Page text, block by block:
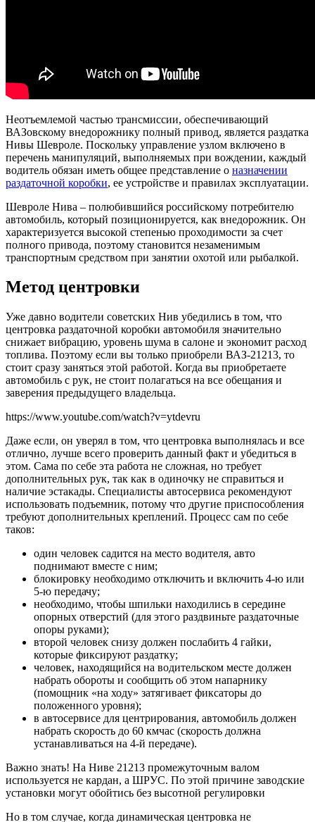
Неотъемлемой частью трансмиссии, обеспечивающий
ВАЗовскому внедорожнику полный привод, является раздатка
Нивы Шевроле. Поскольку управление узлом включено в
перечень манипуляций, выполняемых при вождении, каждый
водитель обязан иметь общее представление о назначении
раздаточной коробки, ее устройстве и правилах эксплуатации.
Шевроле Нива – полюбившийся российскому потребителю
автомобиль, который позиционируется, как внедорожник. Он
характеризуется высокой степенью проходимости за счет
полного привода, поэтому становится незаменимым
транспортным средством при занятии охотой или рыбалкой.
Метод центровки
Уже давно водители советских Нив убедились в том, что
центровка раздаточной коробки автомобиля значительно
снижает вибрацию, уровень шума в салоне и экономит расход
топлива. Поэтому если вы только приобрели ВАЗ-21213, то
стоит сразу заняться этой работой. Когда вы приобретаете
автомобиль с рук, не стоит полагаться на все обещания и
заверения предыдущего владельца.
https://www.youtube.com/watch?v=ytdevru
Даже если, он уверял в том, что центровка выполнялась и все
отлично, лучше всего проверить данный факт и убедиться в
этом. Сама по себе эта работа не сложная, но требует
дополнительных рук, так как в одиночку не справиться и
наличие эстакады. Специалисты автосервиса рекомендуют
использовать подъемник, потому что другие приспособления
требуют дополнительных креплений. Процесс сам по себе
таков:
один человек садится на место водителя, авто
поднимают вместе с ним;
блокировку необходимо отключить и включить 4-ю или
5-ю передачу;
необходимо, чтобы шпильки находились в середине
опорных отверстий (для этого раздвиньте раздаточные
опоры руками);
второй человек снизу должен послабить 4 гайки,
которые фиксируют раздатку;
человек, находящийся на водительском месте должен
набрать обороты и сообщить об этом напарнику
(помощник «на ходу» затягивает фиксаторы до
положенного уровня);
в автосервисе для центрирования, автомобиль должен
набрать скорость до 60 кмчас (скорость должна
устанавливаться на 4-й передаче).
Важно знать! На Ниве 21213 промежуточным валом
используется не кардан, а ШРУС. По этой причине заводские
установки могут обойтись без высотной регулировки
Но в том случае, когда динамическая центровка не